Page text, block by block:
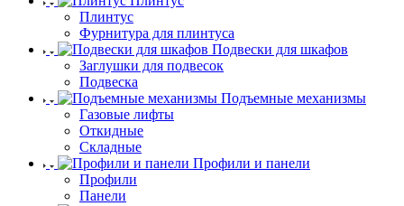
Плинтус
Фурнитура для плинтуса
Подвески для шкафов
Заглушки для подвесок
Подвеска
Подъемные механизмы
Газовые лифты
Откидные
Складные
Профили и панели
Профили
Панели